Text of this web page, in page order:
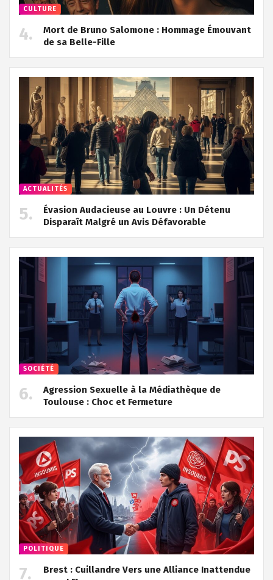
CULTURE
Mort de Bruno Salomone : Hommage Émouvant
de sa Belle-Fille
ACTUALITÉS
Évasion Audacieuse au Louvre : Un Détenu
Disparaît Malgré un Avis Défavorable
SOCIÉTÉ
Agression Sexuelle à la Médiathèque de
Toulouse : Choc et Fermeture
POLITIQUE
Brest : Cuillandre Vers une Alliance Inattendue